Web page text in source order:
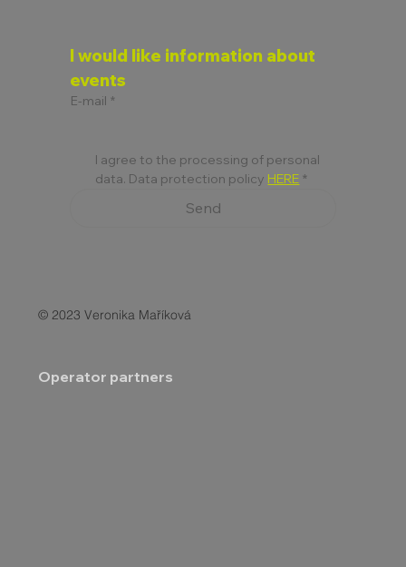
I would like information about
events
E-mail *
I agree to the processing of personal
data. Data protection policy HERE *
Send
© 2023 Veronika Maříková
Operator partners